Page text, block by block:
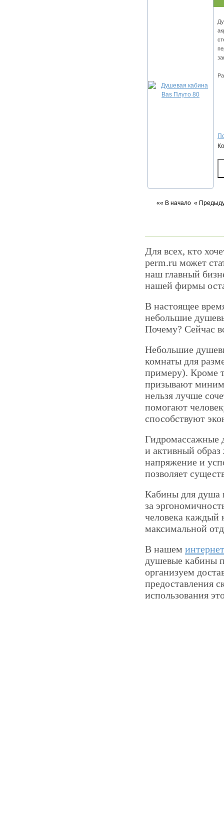
«« В начало «
Для всех, кто
perm.ru может
наш главный
нашей фирмы
В настоящее
небольшие
Почему? Сейчас
Небольшие
комнаты для
примеру). Кроме
призывают
нельзя лучше
помогают
способствуют
Гидромассажные
и активный образ
напряжение и
позволяет
Кабины для душа
за
человека каждый
максимальной
В нашем
душевые кабины
организуем
предоставления
использования